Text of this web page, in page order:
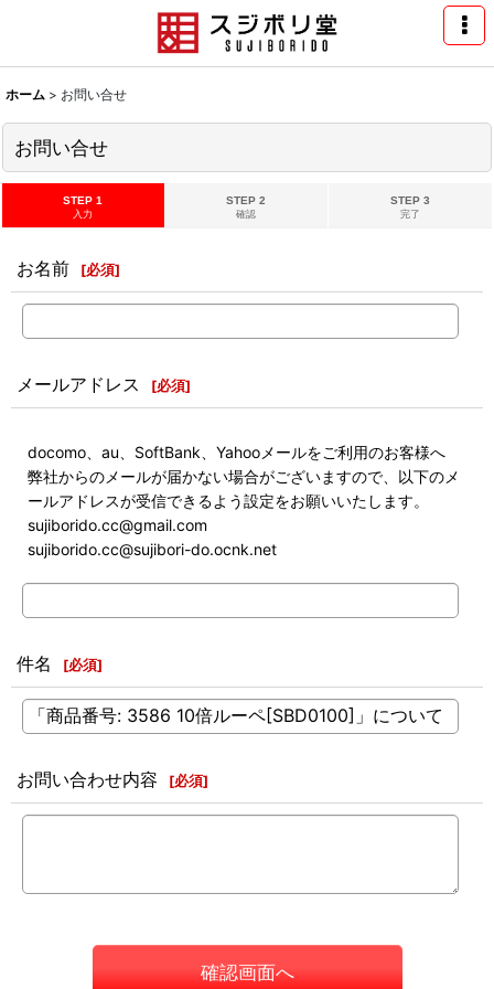
ホーム > お問い合せ
お問い合せ
STEP 1
入力
STEP 2
確認
STEP 3
完了
お名前 [必須]
メールアドレス [必須]
docomo、au、SoftBank、Yahooメールをご利用のお客様へ
弊社からのメールが届かない場合がございますので、以下のメ
ールアドレスが受信できるよう設定をお願いいたします。
sujiborido.cc@gmail.com
sujiborido.cc@sujibori-do.ocnk.net
件名 [必須]
お問い合わせ内容 [必須]
確認画面へ